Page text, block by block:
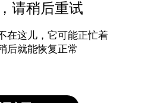
请稍后重试
在这儿，它可能正忙着
后就能恢复正常